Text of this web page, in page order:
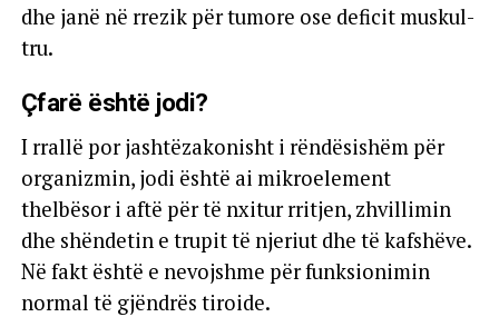
dhe janë në rrezik për tumore ose deficit muskul-
tru.
Çfarë është jodi?
I rrallë por jashtëzakonisht i rëndësishëm për
organizmin, jodi është ai mikroelement
thelbësor i aftë për të nxitur rritjen, zhvillimin
dhe shëndetin e trupit të njeriut dhe të kafshëve.
Në fakt është e nevojshme për funksionimin
normal të gjëndrës tiroide.